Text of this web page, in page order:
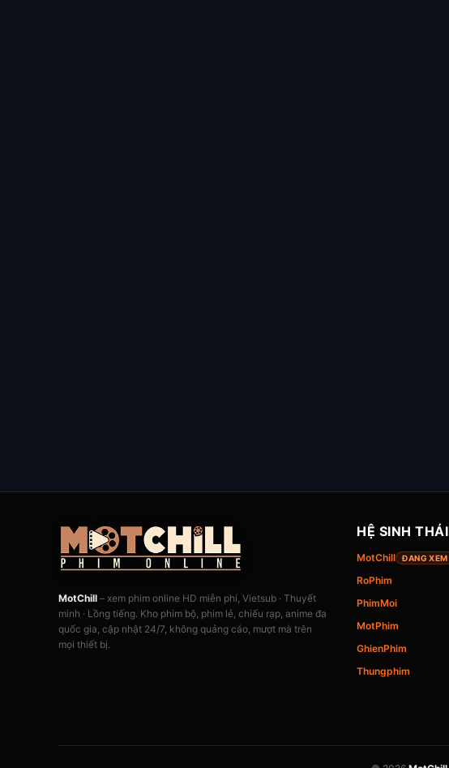
MotChill – xem phim online HD miễn phí, Vietsub · Thuyết
minh · Lồng tiếng. Kho phim bộ, phim lẻ, chiếu rạp, anime đa
quốc gia, cập nhật 24/7, không quảng cáo, mượt mà trên
mọi thiết bị.
HỆ SINH THÁI
MotChill ĐANG XEM
RoPhim
PhimMoi
MotPhim
GhienPhim
Thungphim